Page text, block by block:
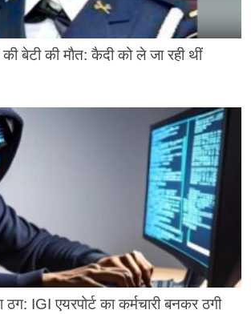
बेटी की माैत: कैदी को ले जा रही थीं
ठग: IGI एयरपोर्ट का कर्मचारी बनकर ठगी